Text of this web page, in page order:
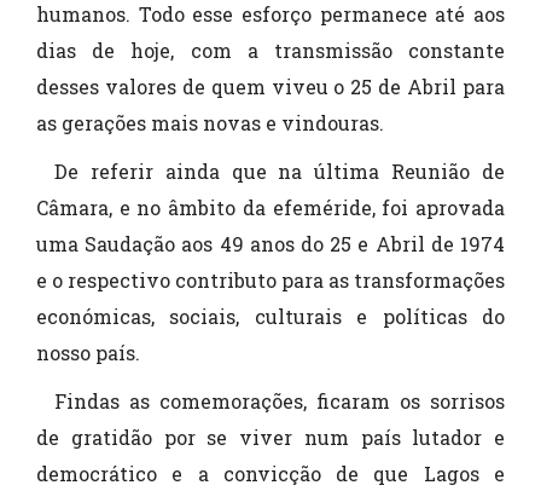
humanos. Todo esse esforço permanece até aos
dias de hoje, com a transmissão constante
desses valores de quem viveu o 25 de Abril para
as gerações mais novas e vindouras.
De referir ainda que na última Reunião de
Câmara, e no âmbito da efeméride, foi aprovada
uma Saudação aos 49 anos do 25 e Abril de 1974
e o respectivo contributo para as transformações
económicas, sociais, culturais e políticas do
nosso país.
Findas as comemorações, ficaram os sorrisos
de gratidão por se viver num país lutador e
democrático e a convicção de que Lagos e